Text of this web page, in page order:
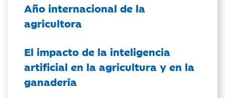
Año internacional de la
agricultora
El impacto de la inteligencia
artificial en la agricultura y en la
ganadería